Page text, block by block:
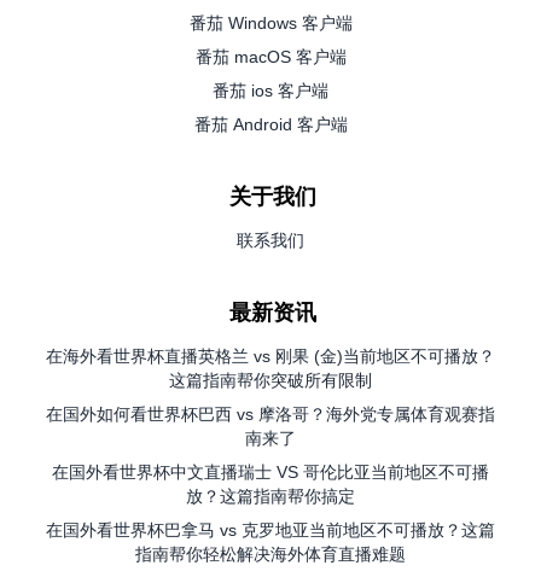
番茄 Windows 客户端
番茄 macOS 客户端
番茄 ios 客户端
番茄 Android 客户端
关于我们
联系我们
最新资讯
在海外看世界杯直播英格兰 vs 刚果 (金)当前地区不可播放？
这篇指南帮你突破所有限制
在国外如何看世界杯巴西 vs 摩洛哥？海外党专属体育观赛指
南来了
在国外看世界杯中文直播瑞士 VS 哥伦比亚当前地区不可播
放？这篇指南帮你搞定
在国外看世界杯巴拿马 vs 克罗地亚当前地区不可播放？这篇
指南帮你轻松解决海外体育直播难题